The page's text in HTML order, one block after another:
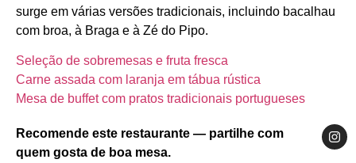
surge em várias versões tradicionais, incluindo bacalhau
com broa, à Braga e à Zé do Pipo.
Seleção de sobremesas e fruta fresca
Carne assada com laranja em tábua rústica
Mesa de buffet com pratos tradicionais portugueses
Recomende este restaurante — partilhe com
quem gosta de boa mesa.